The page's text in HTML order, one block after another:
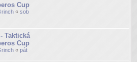
Cup
« sob
Taktická
Cup
« pát